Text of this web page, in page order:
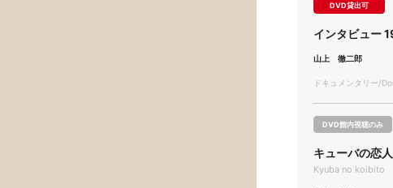
DVD貸出可
インタビュー
山上 徹二郎
ドキュメンタリー/
DVD館内視聴のみ
キューバの恋人
Kyuba no koibito